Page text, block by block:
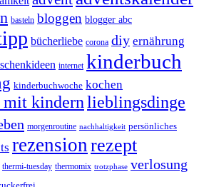
basteln bloggen blogger abc
bücherliebe corona diy ernährung
internet kinderbuch
kinderbuchwoche kochen
mit kindernlieblingsdinge
morgenroutine nachhaltigkeit persönliches
rezensionrezept
thermi-tuesday thermomix trotzphase verlosung